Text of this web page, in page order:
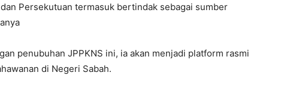
Persekutuan termasuk bertindak sebagai sumber
penubuhan JPPKNS ini, ia akan menjadi platform rasmi
di Negeri Sabah.